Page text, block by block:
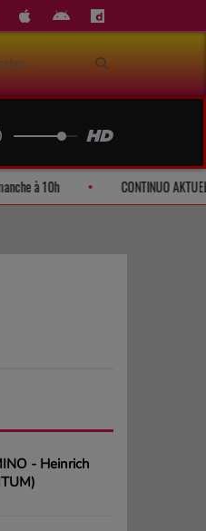
Bach: le dimanche à 10h
- Heinrich